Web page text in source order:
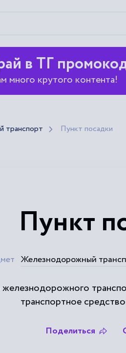
в ТГ
много крутого контента!
транспорт Пункт посадки
Пункт
Железнодорожный
транспортное
Поделиться